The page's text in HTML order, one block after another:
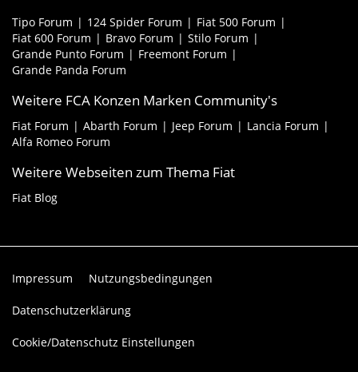
Tipo Forum 124 Spider Forum
Fiat 500 Forum
Fiat 600 Forum
Bravo Forum
Stilo Forum
Grande Punto Forum
Freemont Forum
Grande Panda Forum
Weitere FCA Konzen Marken Community's
Fiat Forum Abarth Forum Jeep Forum
Lancia Forum
Alfa Romeo Forum
Weitere Webseiten zum Thema Fiat
Fiat Blog
Impressum Nutzungsbedingungen
Datenschutzerklärung
Cookie/Datenschutz Einstellungen